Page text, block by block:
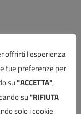
Marziali
offrirti l'esperienza
tue preferenze per
su"ACCETTA",
su"RIFIUTA
solo i cookie